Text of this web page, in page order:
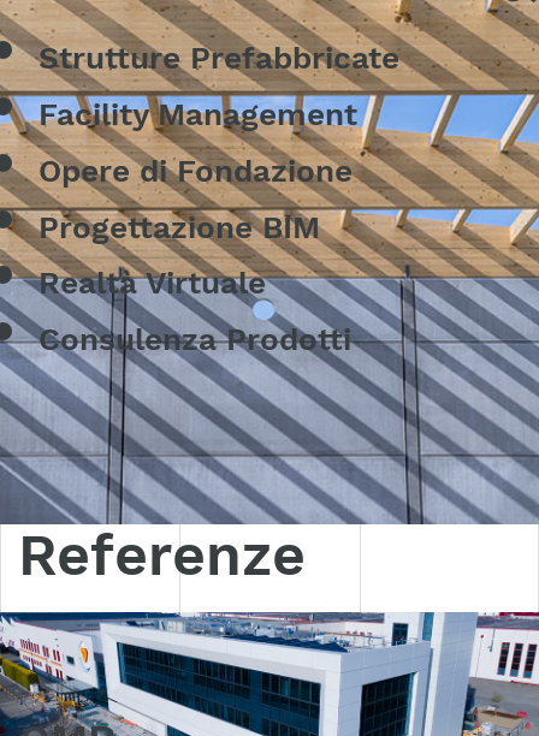
Strutture Prefabbricate
Facility Management
Opere di Fondazione
Progettazione BIM
Realtà Virtuale
Consulenza Prodotti
Referenze